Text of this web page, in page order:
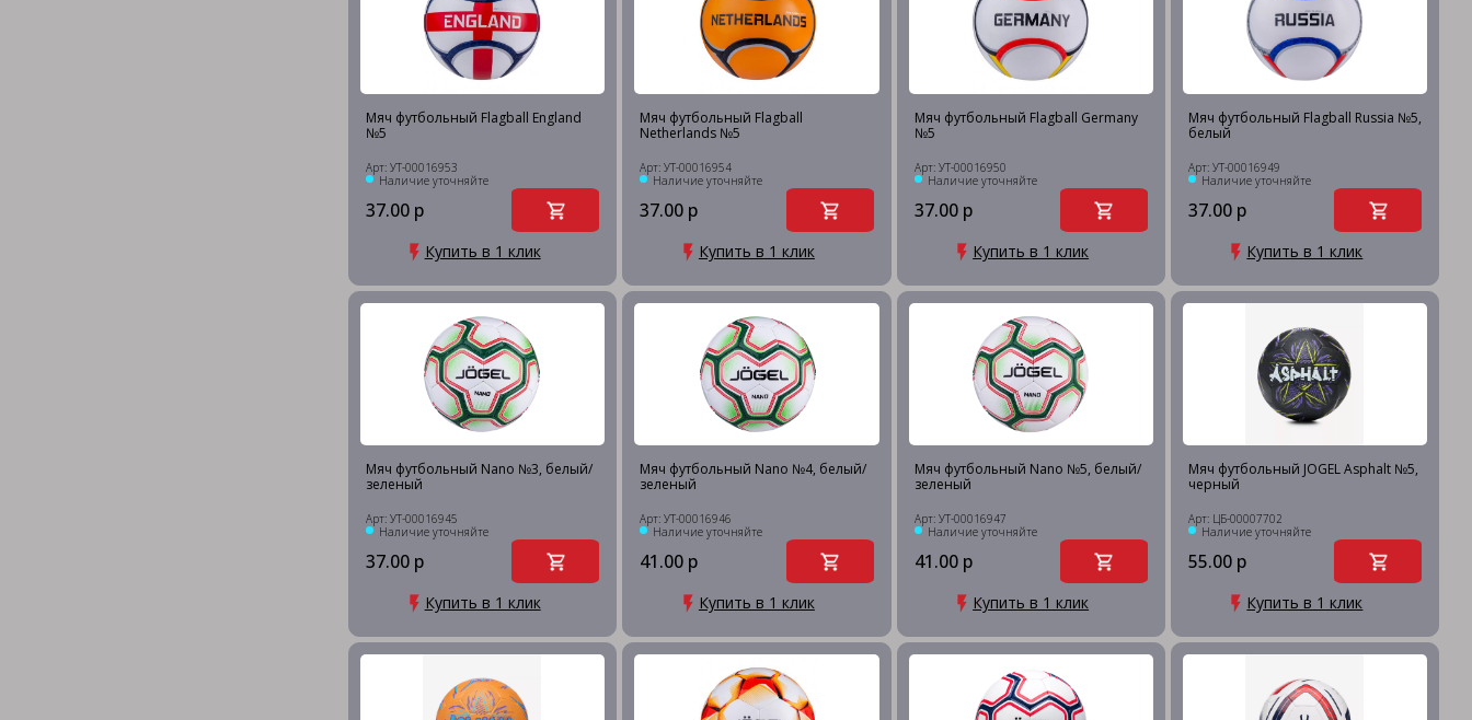
Мяч футбольный Flagball England
№5
Арт: УТ-00016953
Наличие уточняйте
37.00 р
Купить в 1 клик
Мяч футбольный Flagball
Netherlands №5
Арт: УТ-00016954
Наличие уточняйте
37.00 р
Купить в 1 клик
Мяч футбольный Flagball Germany
№5
Арт: УТ-00016950
Наличие уточняйте
37.00 р
Купить в 1 клик
Мяч футбольный Flagball Russia №5,
белый
Арт: УТ-00016949
Наличие уточняйте
37.00 р
Купить в 1 клик
Мяч футбольный Nano №3, белый/
зеленый
Арт: УТ-00016945
Наличие уточняйте
37.00 р
Купить в 1 клик
Мяч футбольный Nano №4, белый/
зеленый
Арт: УТ-00016946
Наличие уточняйте
41.00 р
Купить в 1 клик
Мяч футбольный Nano №5, белый/
зеленый
Арт: УТ-00016947
Наличие уточняйте
41.00 р
Купить в 1 клик
Мяч футбольный JOGEL Asphalt №5,
черный
Арт: ЦБ-00007702
Наличие уточняйте
55.00 р
Купить в 1 клик